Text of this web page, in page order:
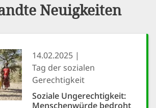
Neuigkeiten
14.02.2025
Tag der sozialen
Gerechtigkeit
Soziale Ungerechtigkeit:
Menschenwürde bedroht